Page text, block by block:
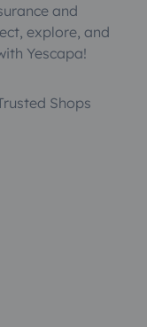
and
explore, and
Yescapa!
Shops